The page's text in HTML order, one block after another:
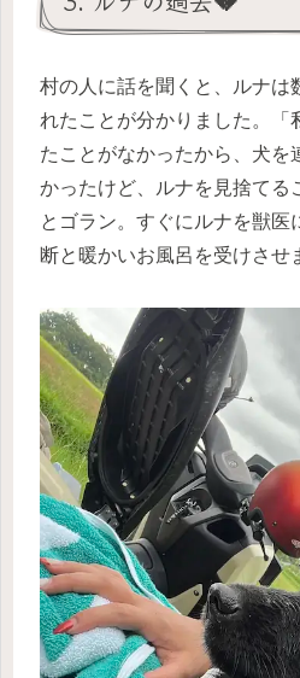
村の人に話を聞くと、ルナは
れたことが分かりました。「
たことがなかったから、犬を
かったけど、ルナを見捨てる
とゴラン。すぐにルナを獣医
断と暖かいお風呂を受けさせ